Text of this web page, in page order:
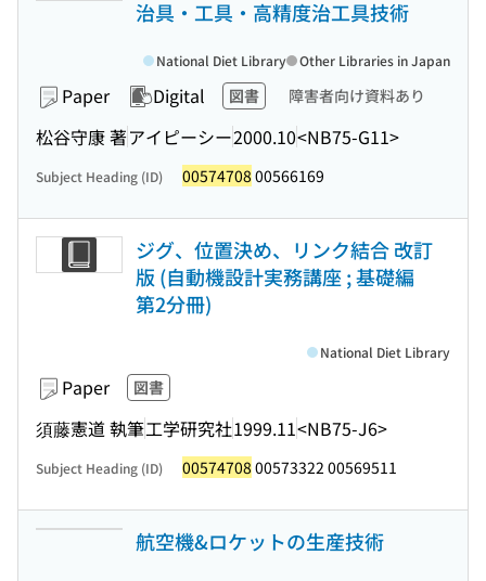
治具・工具・高精度治工具技術
Paper Digital 図書 障害者向け資料あり
松谷守康 著アイピーシー2000.10<NB75-G11>
National Diet Library Other Libraries in Japan
Subject Heading (ID) 00574708 00566169
ジグ、位置決め、リンク結合 改訂
版 (自動機設計実務講座 ; 基礎編
第2分冊)
Paper 図書
須藤憲道 執筆工学研究社1999.11<NB75-J6>
National Diet Library
Subject Heading (ID) 00574708 00573322 00569511
航空機&ロケットの生産技術